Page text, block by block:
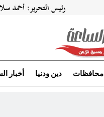
محافظات دين ودنيا أخبار